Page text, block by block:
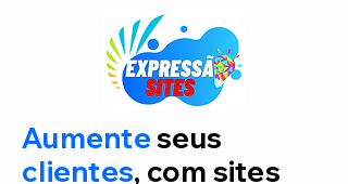
Aumenteseus
clientes, com sites